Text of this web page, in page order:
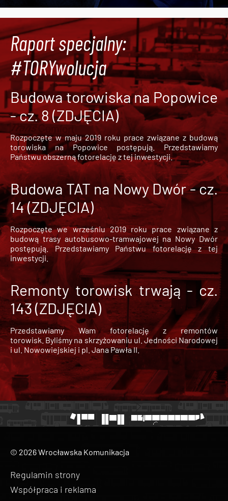
Raport specjalny:
#TORYwolucja
Budowa torowiska na Popowice
- cz. 8 (ZDJĘCIA)
Rozpoczęte w maju 2019 roku prace związane z budową
torowiska na Popowice
postępują. Przedstawiamy
Państwu obszerną fotorelację z tej inwestycji.
Budowa TAT na Nowy Dwór - cz.
14 (ZDJĘCIA)
Rozpoczęte we wrześniu 2019 roku prace związane z
budową trasy autobusowo-tramwajowej na Nowy Dwór
postępują. Przedstawiamy Państwu fotorelację z tej
inwestycji.
Remonty torowisk trwają - cz.
143 (ZDJĘCIA)
Przedstawiamy Wam fotorelację z remontów
torowisk. Byliśmy na skrzyżowaniu ul. Jedności Narodowej
i ul. Nowowiejskiej i pl. Jana Pawła II.
© 2026 Wrocławska Komunikacja
Regulamin strony
Współpraca i reklama